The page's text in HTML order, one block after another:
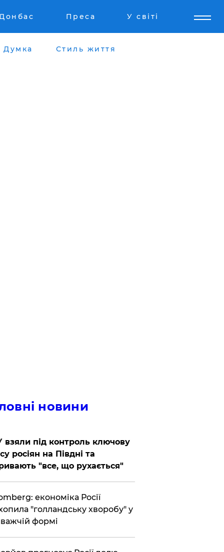
Преса У світі
Думка Стиль життя
новини
взяли під контроль ключову
росіян на Півдні та
"все, що рухається"
економіка Росії
"голландську хворобу" у
формі